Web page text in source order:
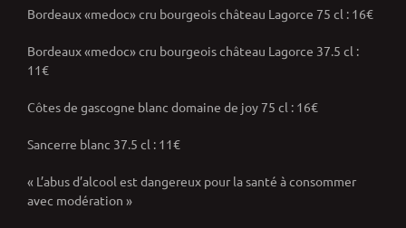
Bordeaux «medoc» cru bourgeois château Lagorce 75 cl : 16€
Bordeaux «medoc» cru bourgeois château Lagorce 37.5 cl :
11€
Côtes de gascogne blanc domaine de joy 75 cl : 16€
Sancerre blanc 37.5 cl : 11€
« L’abus d’alcool est dangereux pour la santé à consommer
avec modération »